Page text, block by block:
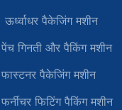
ऊर्ध्वाधर पैकेजिंग मशीन
पेंच गिनती और पैकिंग मशीन
फास्टनर पैकेजिंग मशीन
फर्नीचर फिटिंग पैकिंग मशीन